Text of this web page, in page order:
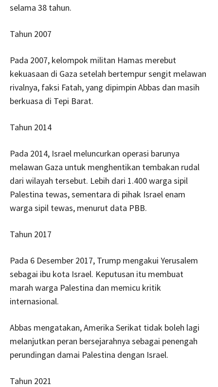
selama 38 tahun.
Tahun 2007
Pada 2007, kelompok militan Hamas merebut
kekuasaan di Gaza setelah bertempur sengit melawan
rivalnya, faksi Fatah, yang dipimpin Abbas dan masih
berkuasa di Tepi Barat.
Tahun 2014
Pada 2014, Israel meluncurkan operasi barunya
melawan Gaza untuk menghentikan tembakan rudal
dari wilayah tersebut. Lebih dari 1.400 warga sipil
Palestina tewas, sementara di pihak Israel enam
warga sipil tewas, menurut data PBB.
Tahun 2017
Pada 6 Desember 2017, Trump mengakui Yerusalem
sebagai ibu kota Israel. Keputusan itu membuat
marah warga Palestina dan memicu kritik
internasional.
Abbas mengatakan, Amerika Serikat tidak boleh lagi
melanjutkan peran bersejarahnya sebagai penengah
perundingan damai Palestina dengan Israel.
Tahun 2021